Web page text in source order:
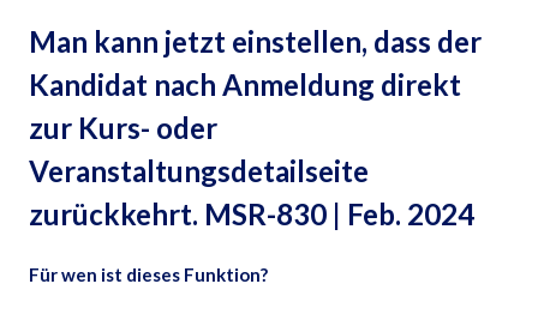
Man kann jetzt einstellen, dass der
Kandidat nach Anmeldung direkt
zur Kurs- oder
Veranstaltungsdetailseite
zurückkehrt. MSR-830 | Feb. 2024
Für wen ist dieses Funktion?